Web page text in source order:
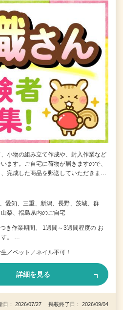
小物の組み立て作成や、封入作業など
ます。ご自宅に荷物が届きますので、
完成した商品を郵送していただきま…
愛知、三重、新潟、長野、茨城、群
梨、福島県内のご自宅
き作業期間、 1週間～3週間程度の お
。 …
／ペット／ネイル不可！
詳細を見る
日： 2026/07/27 掲載終了日： 2026/09/04